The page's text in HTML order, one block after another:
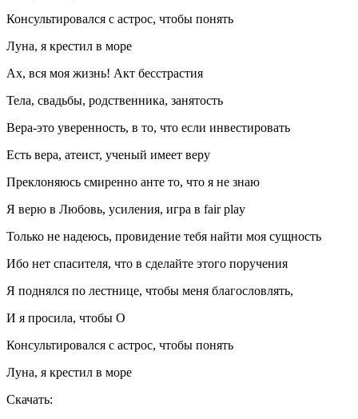
Консультировался с астрос, чтобы понять
Луна, я крестил в море
Ах, вся моя жизнь! Акт бесстрастия
Тела, свадьбы, родственника, занятость
Вера-это уверенность, в то, что если инвестировать
Есть вера, атеист, ученый имеет веру
Преклоняюсь смиренно анте то, что я не знаю
Я верю в Любовь, усиления, игра в fair play
Только не надеюсь, провидение тебя найти моя сущность
Ибо нет спасителя, что в сделайте этого поручения
Я поднялся по лестнице, чтобы меня благословлять,
И я просила, чтобы О
Консультировался с астрос, чтобы понять
Луна, я крестил в море
Скачать: